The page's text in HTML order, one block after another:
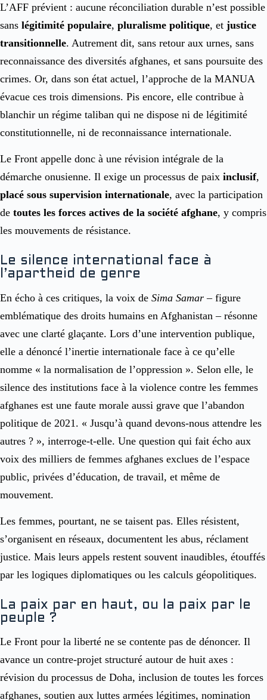
L’AFF prévient : aucune réconciliation durable n’est possible
sans légitimité populaire, pluralisme politique, et justice
transitionnelle. Autrement dit, sans retour aux urnes, sans
reconnaissance des diversités afghanes, et sans poursuite des
crimes. Or, dans son état actuel, l’approche de la MANUA
évacue ces trois dimensions. Pis encore, elle contribue à
blanchir un régime taliban qui ne dispose ni de légitimité
constitutionnelle, ni de reconnaissance internationale.
Le Front appelle donc à une révision intégrale de la
démarche onusienne. Il exige un processus de paix inclusif,
placé sous supervision internationale, avec la participation
de toutes les forces actives de la société afghane, y compris
les mouvements de résistance.
Le silence international face à
l’apartheid de genre
En écho à ces critiques, la voix de Sima Samar – figure
emblématique des droits humains en Afghanistan – résonne
avec une clarté glaçante. Lors d’une intervention publique,
elle a dénoncé l’inertie internationale face à ce qu’elle
nomme « la normalisation de l’oppression ». Selon elle, le
silence des institutions face à la violence contre les femmes
afghanes est une faute morale aussi grave que l’abandon
politique de 2021. « Jusqu’à quand devons-nous attendre les
autres ? », interroge-t-elle. Une question qui fait écho aux
voix des milliers de femmes afghanes exclues de l’espace
public, privées d’éducation, de travail, et même de
mouvement.
Les femmes, pourtant, ne se taisent pas. Elles résistent,
s’organisent en réseaux, documentent les abus, réclament
justice. Mais leurs appels restent souvent inaudibles, étouffés
par les logiques diplomatiques ou les calculs géopolitiques.
La paix par en haut, ou la paix par le
peuple ?
Le Front pour la liberté ne se contente pas de dénoncer. Il
avance un contre-projet structuré autour de huit axes :
révision du processus de Doha, inclusion de toutes les forces
afghanes, soutien aux luttes armées légitimes, nomination